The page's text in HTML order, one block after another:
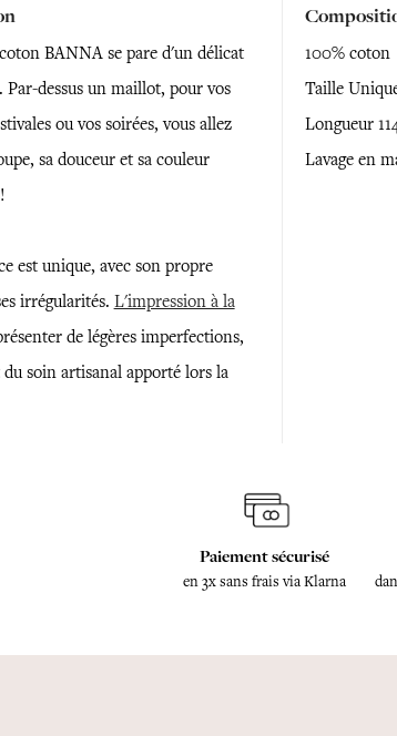
BANNA se pare d'un délicat
dessus un maillot, pour vos
ou vos soirées, vous allez
sa douceur et sa couleur
est unique, avec son propre
irrégularités. L'impression à la
de légères imperfections,
soin artisanal apporté lors la
100% coton
Taille
Longueur
Lavage en
Paiement sécurisé
en 3x sans frais via Klarna